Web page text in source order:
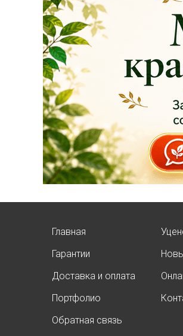
на сайте и на
площадке указаны
БЕЗ учёта скидки
Успейте
качественные
растения и украсить
свой сад! Всех
в нашем
ЧИТАТЬ ДАЛЕЕ
Добрый день,
У нас началась
Главная
Гарантии
Доставка и оплата
Портфолио
Обратная связь